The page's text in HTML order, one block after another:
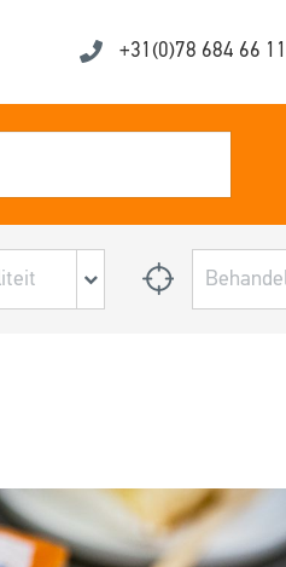
+31(0)78 684 66 11